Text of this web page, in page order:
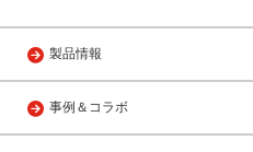
製品情報
事例＆コラボ